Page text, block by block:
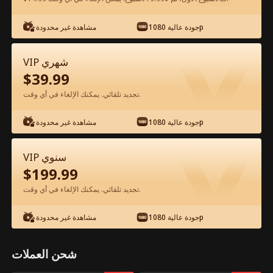
شاهد مجانًا في التطبيق
الحلقة 61 - الانتقام الشرس للقائدة المغدور
بها الفيلم كامل
مشاهدة غير محدودة جودة عالية 1080p
VIP شهري
$39.99
تجديد تلقائي. يمكنك الإلغاء في أي وقت.
مشاهدة غير محدودة جودة عالية 1080p
VIP سنوي
$199.99
تجديد تلقائي. يمكنك الإلغاء في أي وقت.
مشاهدة غير محدودة جودة عالية 1080p
شحن العملات